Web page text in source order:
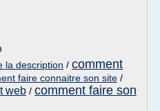
la description / comment
faire connaitre son site /
web / comment faire son